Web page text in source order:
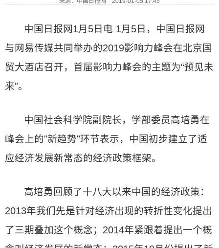
中国日报网1月5日电 1月5日，中国日报网
与网易传媒共同举办的2019影响力峰会在北京国
贸大酒店召开，首届影响力峰会的主题为“预见未
来”。
中国社会科学院副院长，学部委员高培勇在
峰会上的"新趋势"环节表示，中国初步建立了适
应经济发展新常态的经济政策框架。
高培勇回顾了十八大以来中国的经济政策：
2013年我们先是针对经济出现的转折性变化提出
了三期叠加这个概念；2014年紧跟着提出一个概